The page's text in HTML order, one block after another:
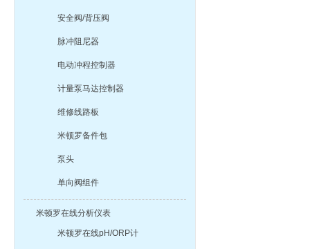
安全阀/背压阀
脉冲阻尼器
电动冲程控制器
计量泵马达控制器
维修线路板
米顿罗备件包
泵头
单向阀组件
米顿罗在线分析仪表
米顿罗在线pH/ORP计